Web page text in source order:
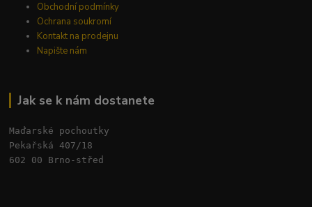
Obchodní podmínky
Ochrana soukromí
Kontakt na prodejnu
Napište nám
Jak se k nám dostanete
Maďarské pochoutky
Pekařská 407/18
602 00 Brno-střed